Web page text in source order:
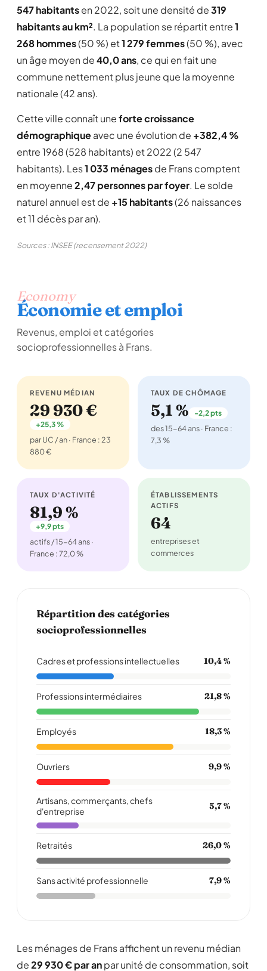
547 habitantsen 2022, soit une densité de319
habitants au km². La population se répartit entre1
268 hommes(50 %) et1 279 femmes(50 %), avec
un âge moyen de40,0 ans, ce qui en fait une
commune nettement plus jeune que la moyenne
nationale (42 ans).
Cette ville connaît uneforte croissance
démographiqueavec une évolution de +382,4 %
entre 1968 (528 habitants) et 2022 (2 547
habitants). Les1 033 ménagesde Frans comptent
en moyenne2,47 personnes par foyer. Le solde
naturel annuel est de +15 habitants(26 naissances
et 11 décès par an).
Sources : INSEE (recensement 2022)
Economy
Économie et emploi
Revenus, emploi et catégories
socioprofessionnelles à Frans.
REVENU MÉDIAN
29 930 €
+25,3 %
par UC / an · France : 23
880 €
TAUX DE CHÔMAGE
5,1 % -2,2 pts
des 15-64 ans · France :
7,3 %
TAUX D'ACTIVITÉ
81,9 %
+9,9 pts
actifs / 15-64 ans ·
France : 72,0 %
ÉTABLISSEMENTS
ACTIFS
64
entreprises et
commerces
Répartition des catégories
socioprofessionnelles
Cadres et professions intellectuelles 10,4 %
Professions intermédiaires 21,8 %
Employés 18,3 %
Ouvriers 9,9 %
Artisans, commerçants, chefs
d'entreprise
5,7 %
Retraités 26,0 %
Sans activité professionnelle 7,9 %
Les ménages de Frans affichent un revenu médian
de29 930 € par anpar unité de consommation, soit